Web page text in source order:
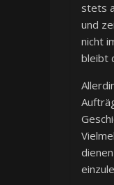
stets
und
nicht
bleibt